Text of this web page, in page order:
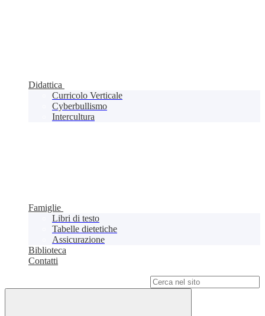
Didattica
Curricolo Verticale
Cyberbullismo
Intercultura
Famiglie
Libri di testo
Tabelle dietetiche
Assicurazione
Biblioteca
Contatti